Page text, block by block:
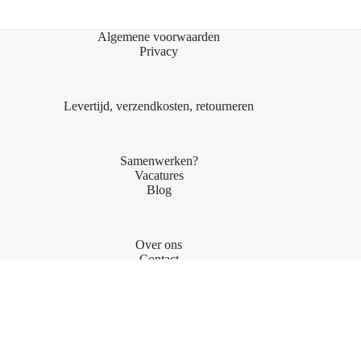
Algemene voorwaarden
Privacy
Levertijd, verzendkosten, retourneren
Samenwerken?
Vacatures
Blog
Over ons
Contact